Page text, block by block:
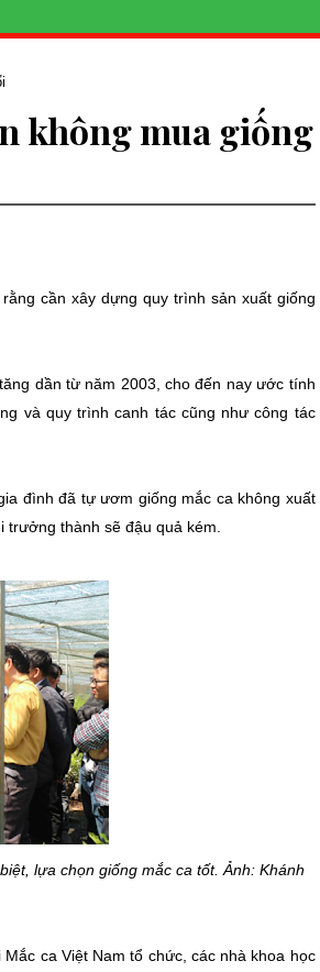
không mua giống
cần xây dựng quy trình sản xuất giống
dần từ năm 2003, cho đến nay ước tính
và quy trình canh tác cũng như công tác
đình đã tự ươm giống mắc ca không xuất
thành sẽ đậu quả kém.
lựa chọn giống mắc ca tốt. Ảnh: Khánh
ca Việt Nam tổ chức, các nhà khoa học